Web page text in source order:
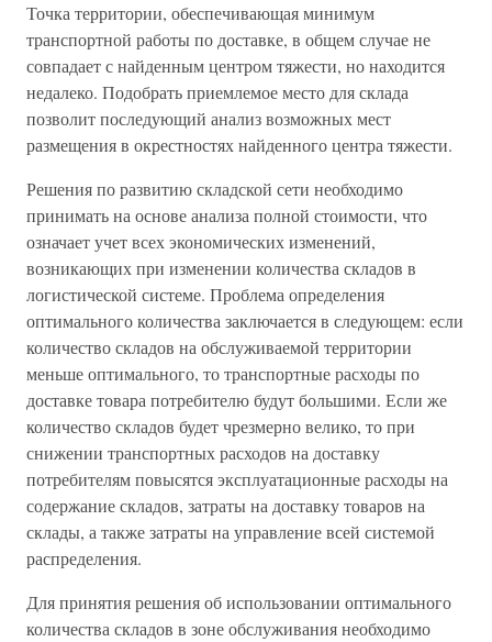
Точка территории, обеспечивающая минимум
транспортной работы по доставке, в общем случае не
совпадает с найденным центром тяжести, но находится
недалеко. Подобрать приемлемое место для склада
позволит последующий анализ возможных мест
размещения в окрестностях найденного центра тяжести.
Решения по развитию складской сети необходимо
принимать на основе анализа полной стоимости, что
означает учет всех экономических изменений,
возникающих при изменении количества складов в
логистической системе. Проблема определения
оптимального количества заключается в следующем: если
количество складов на обслуживаемой территории
меньше оптимального, то транспортные расходы по
доставке товара потребителю будут большими. Если же
количество складов будет чрезмерно велико, то при
снижении транспортных расходов на доставку
потребителям повысятся эксплуатационные расходы на
содержание складов, затраты на доставку товаров на
склады, а также затраты на управление всей системой
распределения.
Для принятия решения об использовании оптимального
количества складов в зоне обслуживания необходимо